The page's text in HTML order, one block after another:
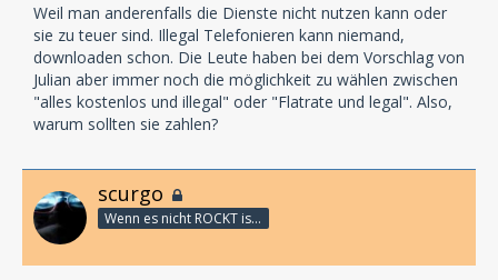
Weil man anderenfalls die Dienste nicht nutzen kann oder
sie zu teuer sind. Illegal Telefonieren kann niemand,
downloaden schon. Die Leute haben bei dem Vorschlag von
Julian aber immer noch die möglichkeit zu wählen zwischen
"alles kostenlos und illegal" oder "Flatrate und legal". Also,
warum sollten sie zahlen?
scurgo
Wenn es nicht ROCKT is es fürn ARSCH!